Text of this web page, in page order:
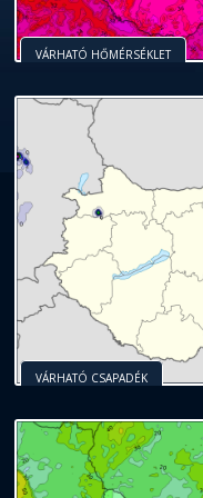
VÁRHATÓ HŐMÉRSÉKLET
VÁRHATÓ CSAPADÉK